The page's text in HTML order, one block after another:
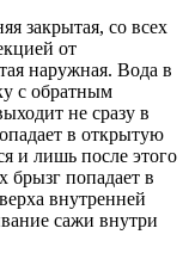
закрытая, со всех
от
наружная. Вода в
с обратным
не сразу в
в открытую
и лишь после этого
попадает в
внутренней
сажи внутри